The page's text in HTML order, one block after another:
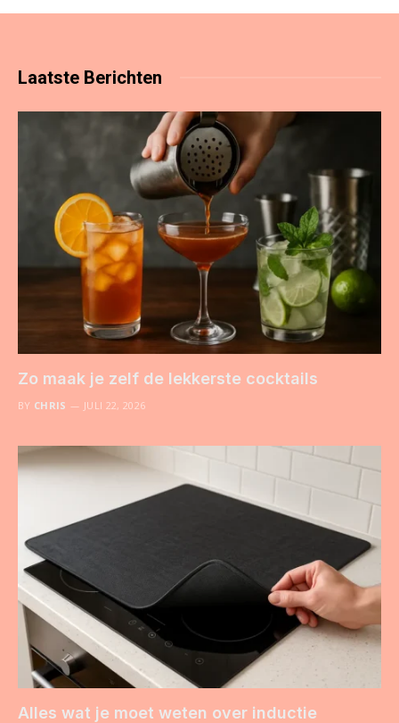
Laatste Berichten
Zo maak je zelf de lekkerste cocktails
BY CHRIS JULI 22, 2026
Alles wat je moet weten over inductie